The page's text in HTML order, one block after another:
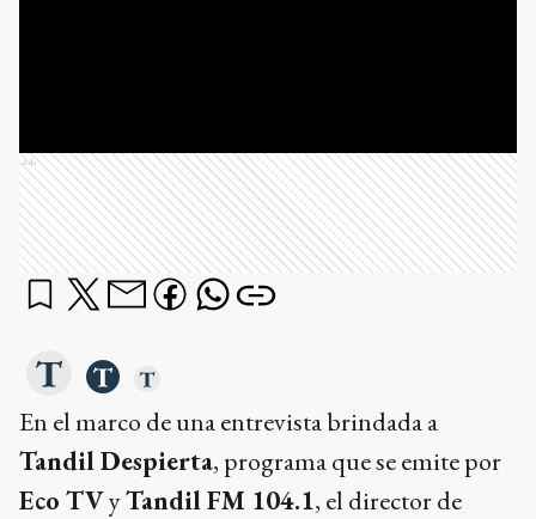
Ads
En el marco de una entrevista brindada a
Tandil Despierta, programa que se emite por
Eco TVyTandil FM 104.1, el director de